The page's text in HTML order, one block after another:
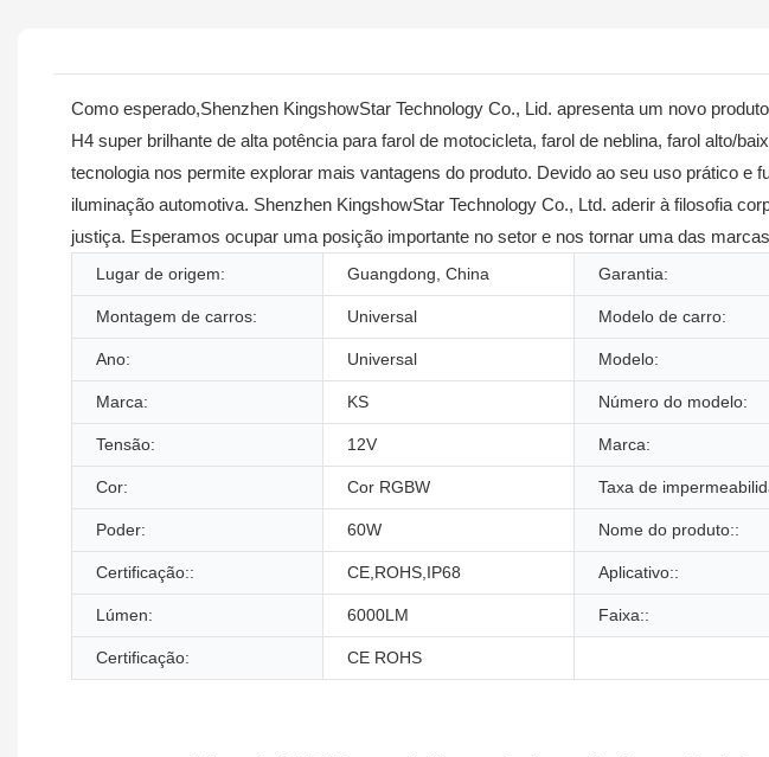
Como esperado,Shenzhen KingshowStar Technology Co., Lid. apresenta um novo
H4 super brilhante de alta potência para farol de motocicleta, farol de neblina, farol alto/
tecnologia nos permite explorar mais vantagens do produto. Devido ao seu uso prático
iluminação automotiva. Shenzhen KingshowStar Technology Co., Ltd. aderir à filosofia
justiça. Esperamos ocupar uma posição importante no setor e nos tornar uma das
Lugar de origem: Guangdong, China Garantia:
Montagem de carros: Universal Modelo de carro:
Ano: Universal Modelo:
Marca: KS Número do modelo:
Tensão: 12V Marca:
Cor: Cor RGBW Taxa de
Poder: 60W Nome do produto::
Certificação:: CE,ROHS,IP68 Aplicativo::
Lúmen: 6000LM Faixa::
Certificação: CE ROHS